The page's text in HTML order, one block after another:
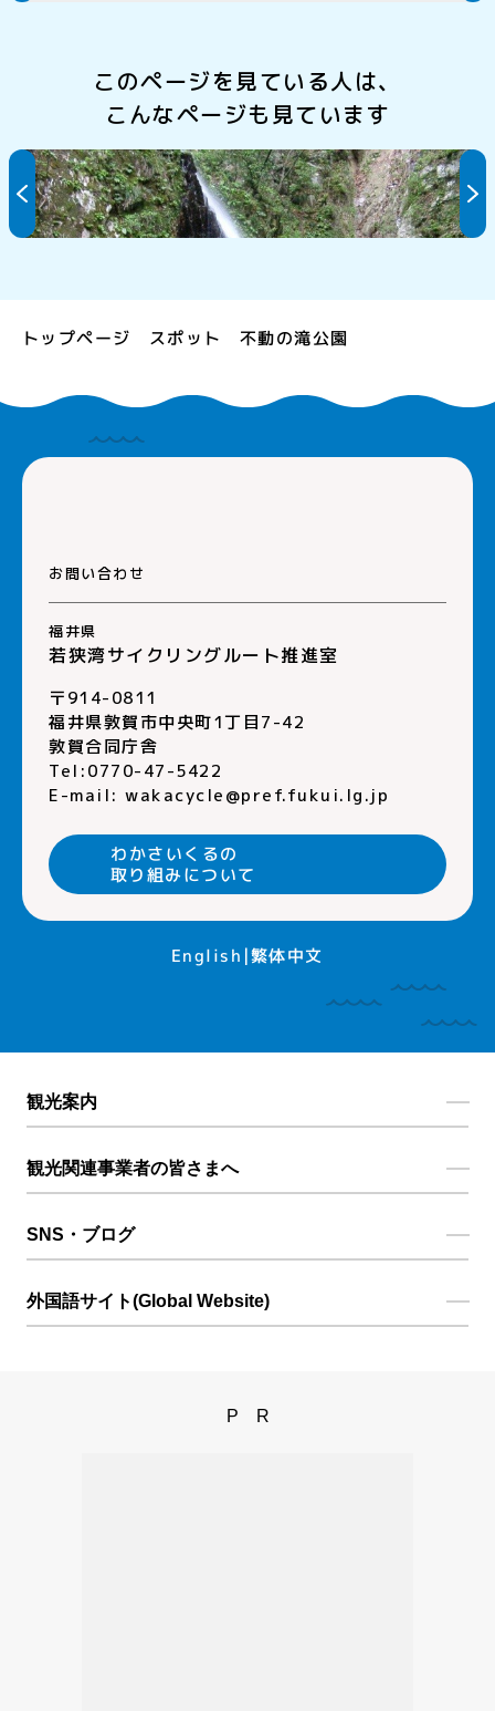
トップページ スポット 不動の滝公園
このページを見ている人は、
こんなページも見ています
屏風ヶ滝
お問い合わせ
福井県
若狭湾サイクリングルート推進室
〒914-0811
福井県敦賀市中央町1丁目7-42
敦賀合同庁舎
Tel:0770-47-5422
E-mail: wakacycle@pref.fukui.lg.jp
わかさいくるの
取り組みについて
English 繁体中文
観光案内
観光関連事業者の皆さまへ
SNS・ブログ
外国語サイト(Global Website)
PR